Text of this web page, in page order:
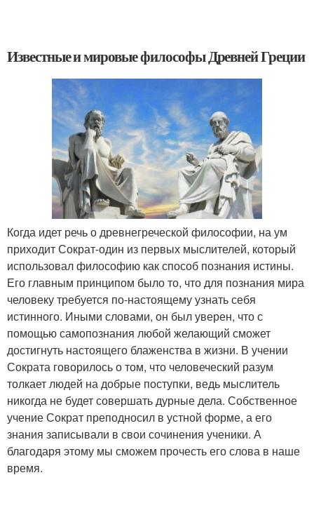
Известные и мировые философы Древней Греции
Когда идет речь о древнегреческой философии, на ум
приходит Сократ-один из первых мыслителей, который
использовал философию как способ познания истины.
Его главным принципом было то, что для познания мира
человеку требуется по-настоящему узнать себя
истинного. Иными словами, он был уверен, что с
помощью самопознания любой желающий сможет
достигнуть настоящего блаженства в жизни. В учении
Сократа говорилось о том, что человеческий разум
толкает людей на добрые поступки, ведь мыслитель
никогда не будет совершать дурные дела. Собственное
учение Сократ преподносил в устной форме, а его
знания записывали в свои сочинения ученики. А
благодаря этому мы сможем прочесть его слова в наше
время.